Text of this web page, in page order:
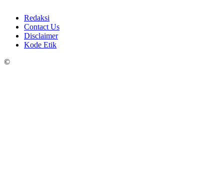
Redaksi
Contact Us
Disclaimer
Kode Etik
©